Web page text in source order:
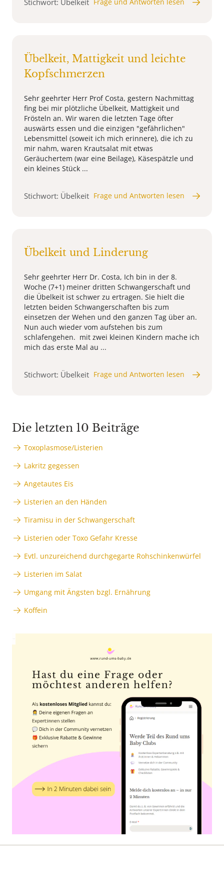
Stichwort: Übelkeit
Übelkeit, Mattigkeit und leichte
Kopfschmerzen
Sehr geehrter Herr Prof Costa, gestern Nachmittag
fing bei mir plötzliche Übelkeit, Mattigkeit und
Frösteln an. Wir waren die letzten Tage öfter
auswärts essen und die einzigen "gefährlichen"
Lebensmittel (soweit ich mich erinnere), die ich zu
mir nahm, waren Krautsalat mit etwas
Geräuchertem (war eine Beilage), Käsespätzle und
ein kleines Stück ...
Stichwort: Übelkeit Frage und Antworten lesen
Übelkeit und Linderung
Sehr geehrter Herr Dr. Costa, Ich bin in der 8.
Woche (7+1) meiner dritten Schwangerschaft und
die Übelkeit ist schwer zu ertragen. Sie hielt die
letzten beiden Schwangerschaften bis zum
einsetzen der Wehen und den ganzen Tag über an.
Nun auch wieder vom aufstehen bis zum
schlafengehen. mit zwei kleinen Kindern mache ich
mich das erste Mal au ...
Stichwort: Übelkeit Frage und Antworten lesen
Die letzten 10 Beiträge
Toxoplasmose/Listerien
Lakritz gegessen
Angetautes Eis
Listerien an den Händen
Tiramisu in der Schwangerschaft
Listerien oder Toxo Gefahr Kresse
Evtl. unzureichend durchgegarte Rohschinkenwürfel
Listerien im Salat
Umgang mit Ängsten bzgl. Ernährung
Koffein